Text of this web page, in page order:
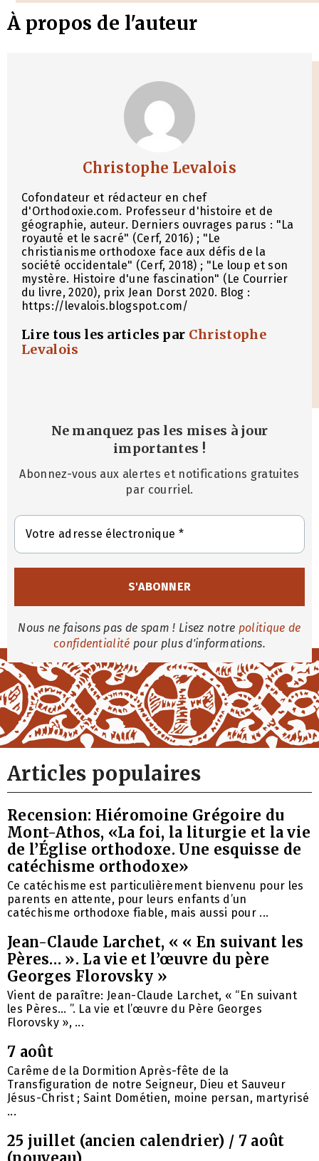
À propos de l'auteur
Christophe Levalois
Cofondateur et rédacteur en chef
d'Orthodoxie.com. Professeur d'histoire et de
géographie, auteur. Derniers ouvrages parus : "La
royauté et le sacré" (Cerf, 2016) ; "Le
christianisme orthodoxe face aux défis de la
société occidentale" (Cerf, 2018) ; "Le loup et son
mystère. Histoire d'une fascination" (Le Courrier
du livre, 2020), prix Jean Dorst 2020. Blog :
https://levalois.blogspot.com/
Lire tous les articles par Christophe
Levalois
Ne manquez pas les mises à jour
importantes !
Abonnez-vous aux alertes et notifications gratuites
par courriel.
Nous ne faisons pas de spam ! Lisez notre politique de
confidentialité pour plus d'informations.
Articles populaires
Recension: Hiéromoine Grégoire du
Mont-Athos, «La foi, la liturgie et la vie
de l’Église orthodoxe. Une esquisse de
catéchisme orthodoxe»
Ce catéchisme est particulièrement bienvenu pour les
parents en attente, pour leurs enfants d’un
catéchisme orthodoxe fiable, mais aussi pour ...
Jean-Claude Larchet, « « En suivant les
Pères… ». La vie et l’œuvre du père
Georges Florovsky »
Vient de paraître: Jean-Claude Larchet, « “En suivant
les Pères… ”. La vie et l’œuvre du Père Georges
Florovsky », ...
7 août
Carême de la Dormition Après-fête de la
Transfiguration de notre Seigneur, Dieu et Sauveur
Jésus-Christ ; Saint Dométien, moine persan, martyrisé
...
25 juillet (ancien calendrier) / 7 août